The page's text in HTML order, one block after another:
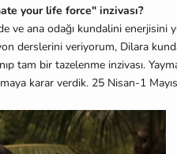
your life force" inzivası?
ve ana odağı kundalini enerjisini
derslerini veriyorum, Dilara
tam bir tazelenme inzivası.
karar verdik. 25 Nisan-1